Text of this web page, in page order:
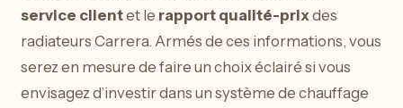
service clientet le rapport qualité-prixdes
radiateurs Carrera. Armés de ces informations, vous
serez en mesure de faire un choix éclairé si vous
envisagez d’investir dans un système de chauffage